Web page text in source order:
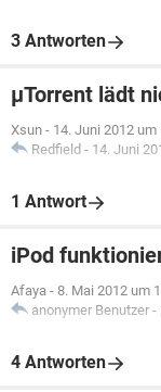
3 Antworten
µTorrent lädt
Xsun - 14. Juni 2012 um
Redfield - 14. Juni
1 Antwort
iPod
Afaya - 8. Mai 2012 um
anonymer Benutzer -
4 Antworten